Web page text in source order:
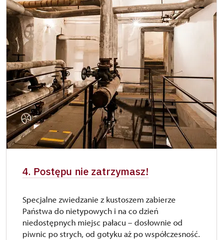
4. Postępu nie zatrzymasz!
Specjalne zwiedzanie z kustoszem zabierze
Państwa do nietypowych i na co dzień
niedostępnych miejsc pałacu – dosłownie od
piwnic po strych, od gotyku aż po współczesność.